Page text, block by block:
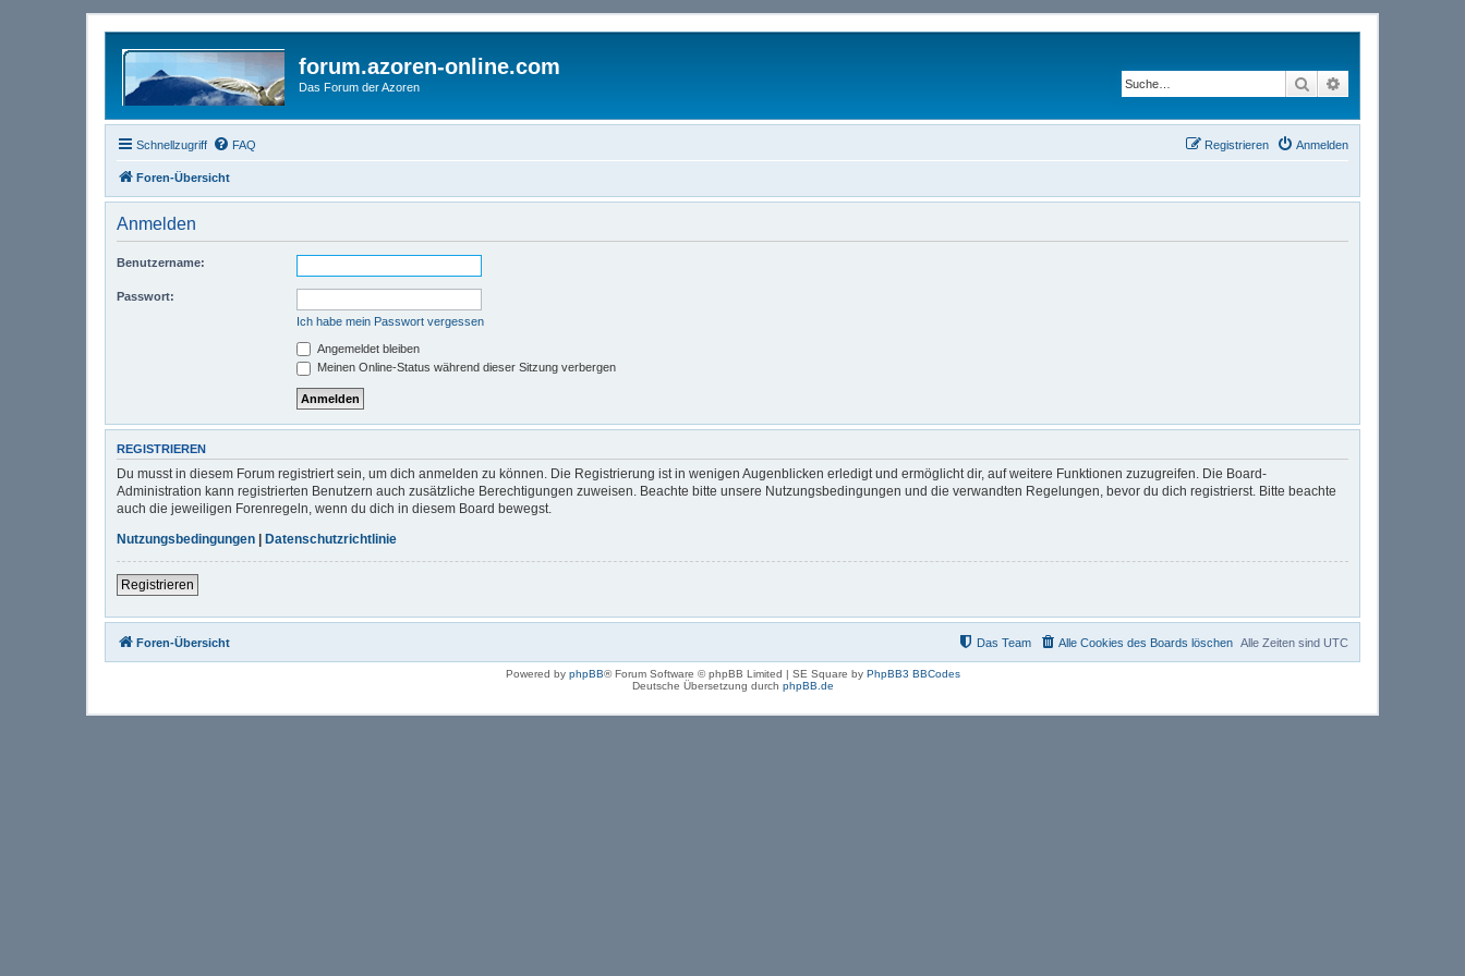
forum.azoren-online.com
Das Forum der Azoren Suche
Schnellzugriff FAQ Anmelden
Registrieren
Foren-Übersicht
Anmelden
Benutzername:
Passwort:
Ich habe mein Passwort vergessen
Angemeldet bleiben
Meinen Online-Status während dieser Sitzung verbergen
REGISTRIEREN
Du musst in diesem Forum registriert sein, um dich anmelden zu können. Die Registrierung ist in wenigen Augenblicken erledigt und ermöglicht dir, auf weitere Funktionen zuzugreifen. Die Board-
Administration kann registrierten Benutzern auch zusätzliche Berechtigungen zuweisen. Beachte bitte unsere Nutzungsbedingungen und die verwandten Regelungen, bevor du dich registrierst. Bitte beachte
auch die jeweiligen Forenregeln, wenn du dich in diesem Board bewegst.
Nutzungsbedingungen
Datenschutzrichtlinie
Registrieren
Foren-Übersicht Alle Zeiten sind UTC
Alle Cookies des Boards löschen
Das Team
Powered by phpBB® Forum Software © phpBB Limited | SE Square by PhpBB3 BBCodes
Deutsche Übersetzung durch phpBB.de